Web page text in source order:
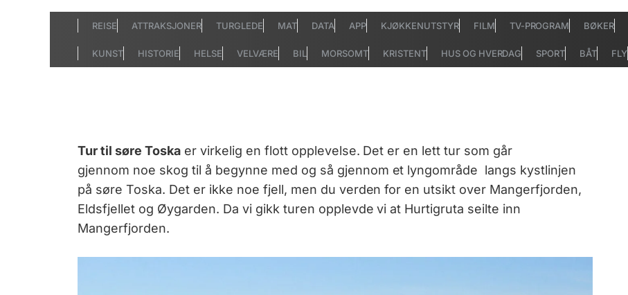
REISE ATTRAKSJONER TURGLEDE MAT DATA APP KJØKKENUTSTYR FILM TV-PROGRAM BØKER
KUNST HISTORIE HELSE VELVÆRE BIL MORSOMT KRISTENT HUS OG HVERDAG SPORT BÅT FLY
Tur til søre Toskaer virkelig en flott opplevelse. Det er en lett tur som går
gjennom noe skog til å begynne med og så gjennom et lyngområde langs kystlinjen
på søre Toska. Det er ikke noe fjell, men du verden for en utsikt over Mangerfjorden,
Eldsfjellet og Øygarden. Da vi gikk turen opplevde vi at Hurtigruta seilte inn
Mangerfjorden.